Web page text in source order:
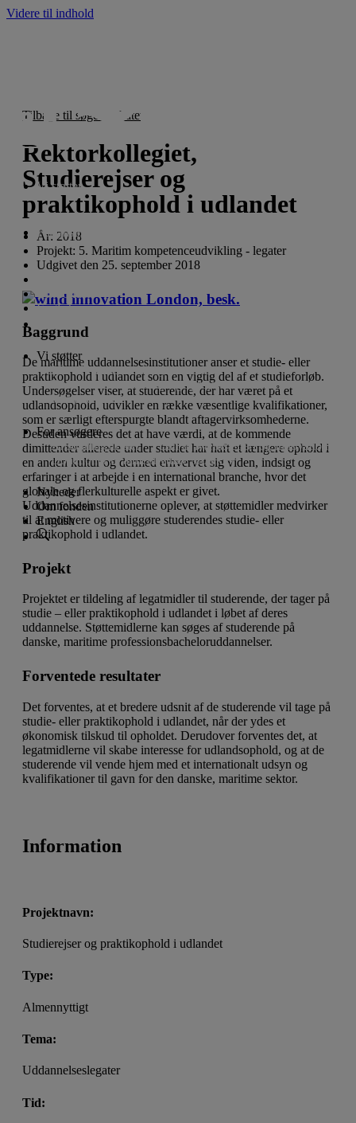
Videre til indhold
Vi støtter
For ansøgere
Om fonden
English
Vi støtter
Lån til iværksætteri og innovation
Donationer til almennyttige projekter
Projekter
Vi støtter ikke
For ansøgere
Ansøgningsfrister
Lån til iværksætteri og innovation
Donationer til almennyttige projekter
Nyheder
Om fonden
English
Tilbage til søgeresultatet
Rektorkollegiet,
Studierejser og
praktikophold i udlandet
År: 2018
Projekt: 5. Maritim kompetenceudvikling - legater
Udgivet den 25. september 2018
Baggrund
De maritime uddannelsesinstitutioner anser et studie- eller
praktikophold i udlandet som en vigtig del af et studieforløb.
Undersøgelser viser, at studerende, der har været på et
udlandsophold, udvikler en række væsentlige kvalifikationer,
som er særligt efterspurgte blandt aftagervirksomhederne.
Desuden vurderes det at have værdi, at de kommende
dimittender allerede under studiet har haft et længere ophold i
en anden kultur og dermed erhvervet sig viden, indsigt og
erfaringer i at arbejde i en international branche, hvor det
globale og flerkulturelle aspekt er givet.
Uddannelsesinstitutionerne oplever, at støttemidler medvirker
til at motivere og muliggøre studerendes studie- eller
praktikophold i udlandet.
Projekt
Projektet er tildeling af legatmidler til studerende, der tager på
studie – eller praktikophold i udlandet i løbet af deres
uddannelse. Støttemidlerne kan søges af studerende på
danske, maritime professionsbacheloruddannelser.
Forventede resultater
Det forventes, at et bredere udsnit af de studerende vil tage på
studie- eller praktikophold i udlandet, når der ydes et
økonomisk tilskud til opholdet. Derudover forventes det, at
legatmidlerne vil skabe interesse for udlandsophold, og at de
studerende vil vende hjem med et internationalt udsyn og
kvalifikationer til gavn for den danske, maritime sektor.
Information
Projektnavn:
Studierejser og praktikophold i udlandet
Type:
Almennyttigt
Tema:
Uddannelseslegater
Tid: